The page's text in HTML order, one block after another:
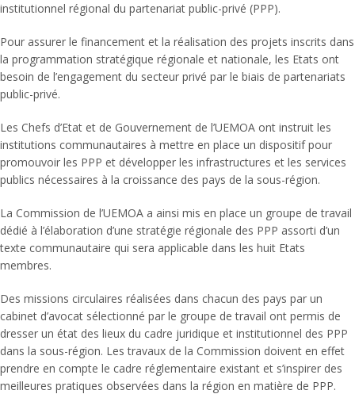
institutionnel régional du partenariat public-privé (PPP).
Pour assurer le financement et la réalisation des projets inscrits dans
la programmation stratégique régionale et nationale, les Etats ont
besoin de l’engagement du secteur privé par le biais de partenariats
public-privé.
Les Chefs d’Etat et de Gouvernement de l’UEMOA ont instruit les
institutions communautaires à mettre en place un dispositif pour
promouvoir les PPP et développer les infrastructures et les services
publics nécessaires à la croissance des pays de la sous-région.
La Commission de l’UEMOA a ainsi mis en place un groupe de travail
dédié à l’élaboration d’une stratégie régionale des PPP assorti d’un
texte communautaire qui sera applicable dans les huit Etats
membres.
Des missions circulaires réalisées dans chacun des pays par un
cabinet d’avocat sélectionné par le groupe de travail ont permis de
dresser un état des lieux du cadre juridique et institutionnel des PPP
dans la sous-région. Les travaux de la Commission doivent en effet
prendre en compte le cadre réglementaire existant et s’inspirer des
meilleures pratiques observées dans la région en matière de PPP.